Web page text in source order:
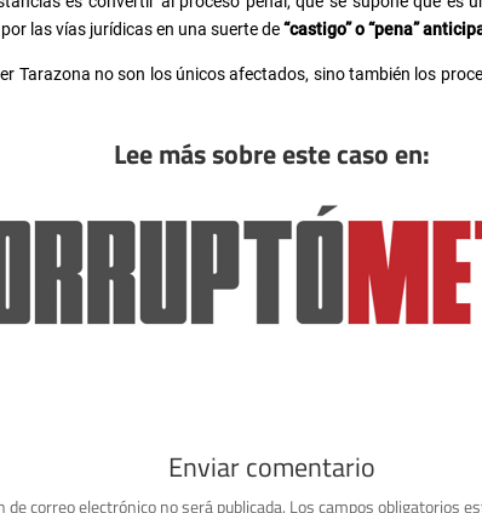
las vías jurídicas en una suerte de“castigo” o “pena”
Tarazona no son los únicos afectados, sino también los
Lee más sobre este caso en:
Enviar comentario
de correo electrónico no será publicada. Los campos obligatorios